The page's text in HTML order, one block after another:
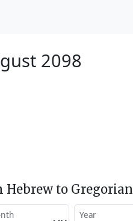
2098
Hebrew to Gregorian
Year